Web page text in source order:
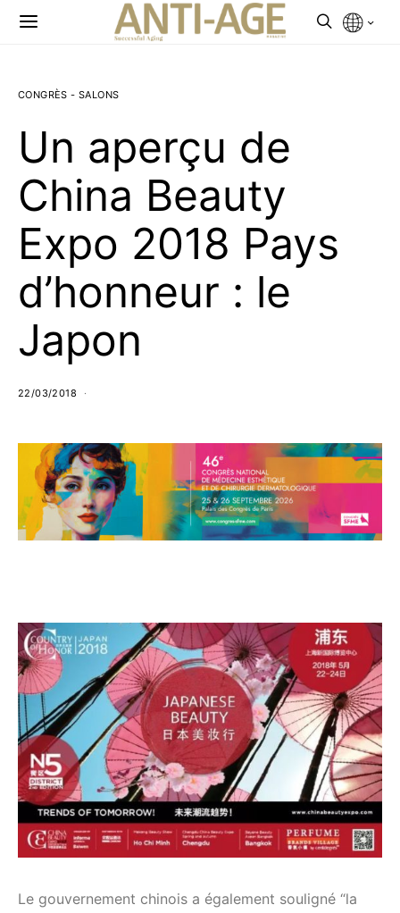
CONGRÈS - SALONS
Un aperçu de
China Beauty
Expo 2018 Pays
d’honneur : le
Japon
22/03/2018
Le gouvernement chinois a également souligné “la